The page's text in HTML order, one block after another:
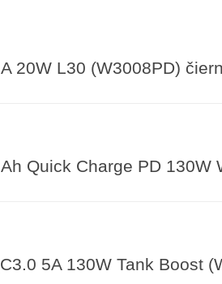
20W L30 (W3008PD)
Quick Charge PD 130W
5A 130W Tank Boost